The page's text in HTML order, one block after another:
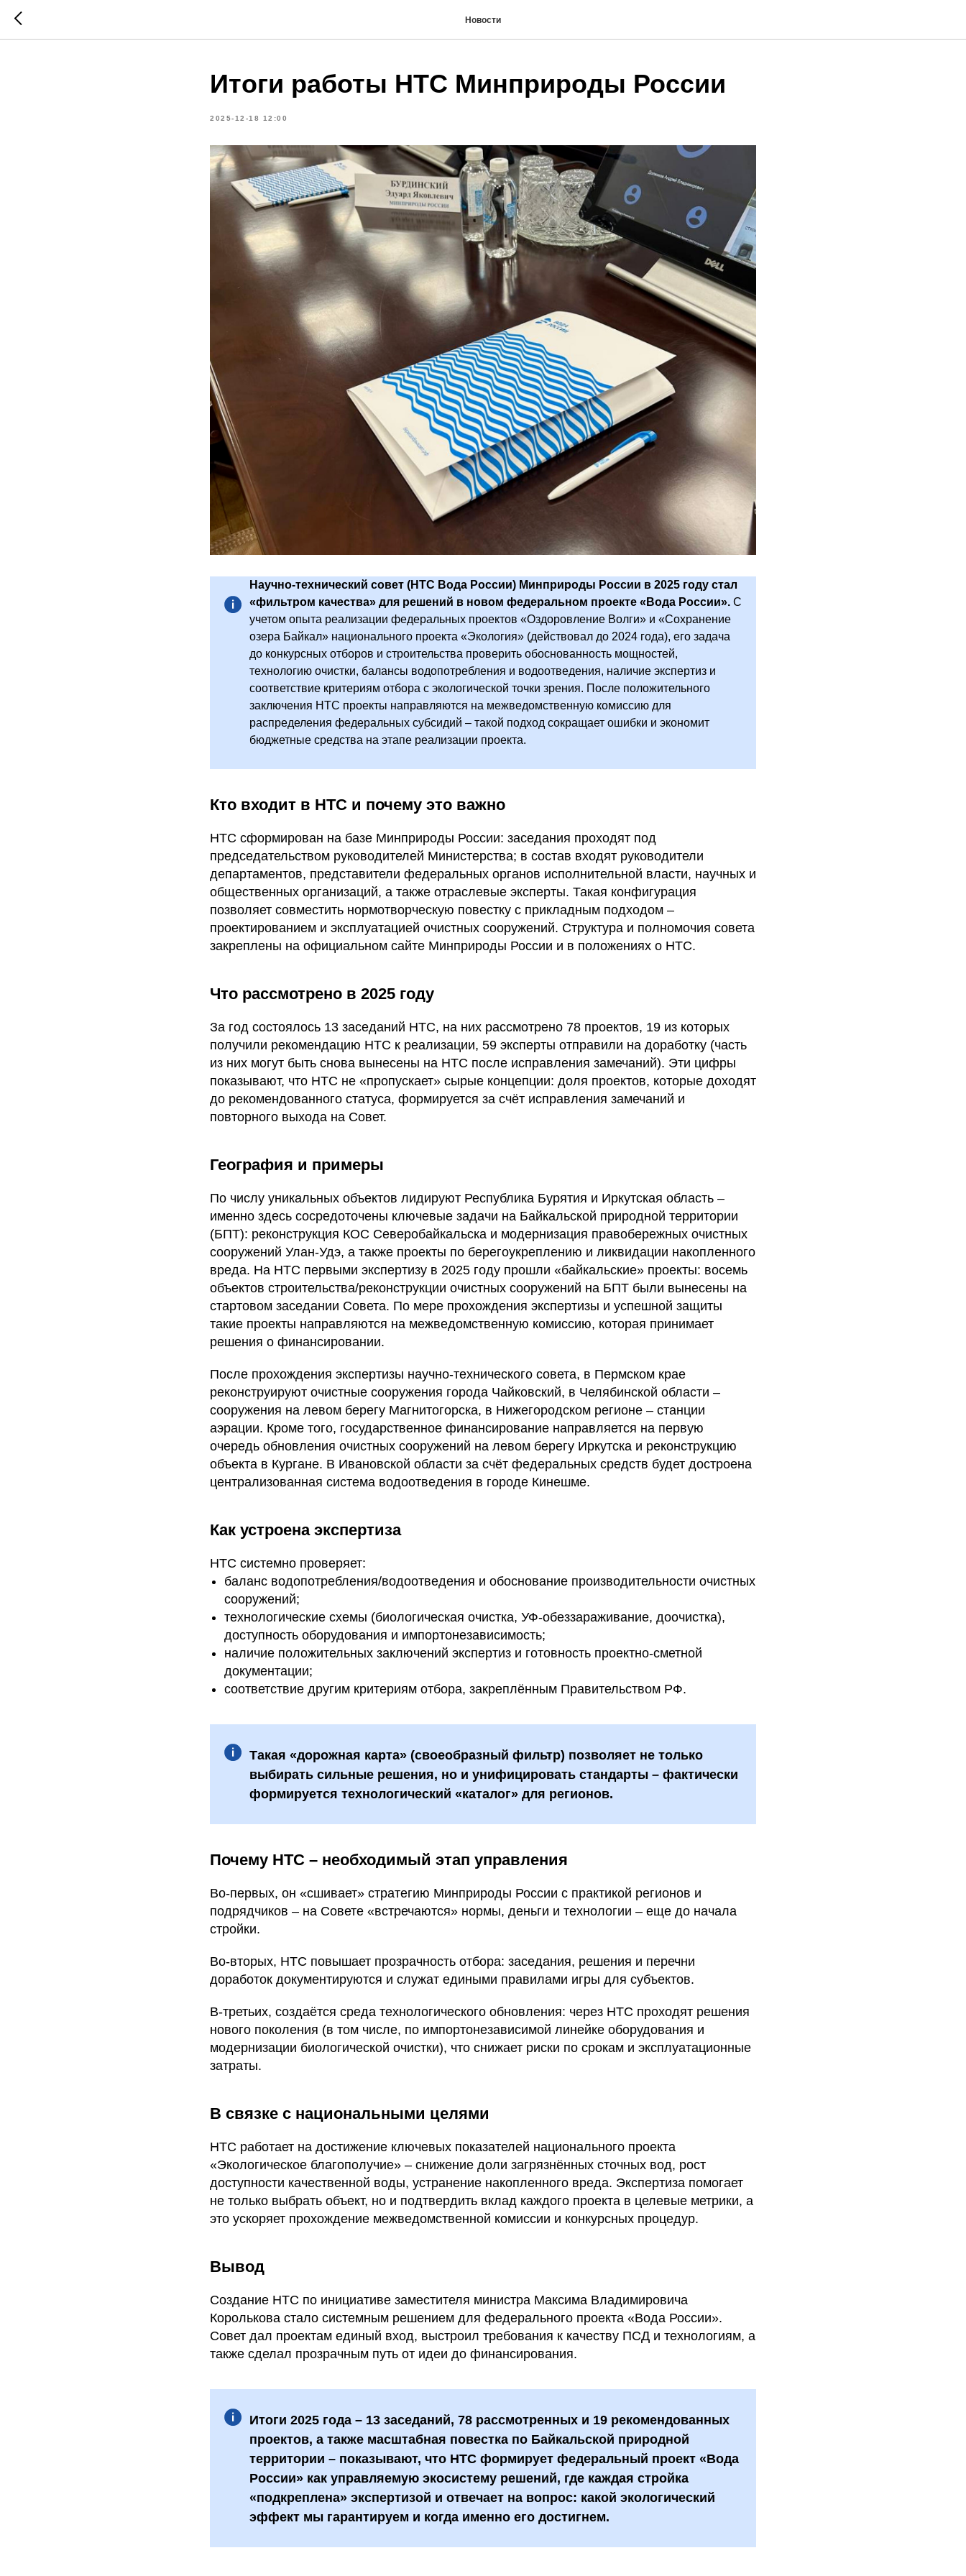
Новости
Итоги работы НТС Минприроды России
2025-12-18 12:00
Научно-технический совет (НТС Вода России) Минприроды России в 2025 году стал
«фильтром качества» для решений в новом федеральном проекте «Вода России». С
учетом опыта реализации федеральных проектов «Оздоровление Волги» и «Сохранение
озера Байкал» национального проекта «Экология» (действовал до 2024 года), его задача
до конкурсных отборов и строительства проверить обоснованность мощностей,
технологию очистки, балансы водопотребления и водоотведения, наличие экспертиз и
соответствие критериям отбора с экологической точки зрения. После положительного
заключения НТС проекты направляются на межведомственную комиссию для
распределения федеральных субсидий – такой подход сокращает ошибки и экономит
бюджетные средства на этапе реализации проекта.
Кто входит в НТС и почему это важно
НТС сформирован на базе Минприроды России: заседания проходят под
председательством руководителей Министерства; в состав входят руководители
департаментов, представители федеральных органов исполнительной власти, научных и
общественных организаций, а также отраслевые эксперты. Такая конфигурация
позволяет совместить нормотворческую повестку с прикладным подходом –
проектированием и эксплуатацией очистных сооружений. Структура и полномочия совета
закреплены на официальном сайте Минприроды России и в положениях о НТС.
Что рассмотрено в 2025 году
За год состоялось 13 заседаний НТС, на них рассмотрено 78 проектов, 19 из которых
получили рекомендацию НТС к реализации, 59 эксперты отправили на доработку (часть
из них могут быть снова вынесены на НТС после исправления замечаний). Эти цифры
показывают, что НТС не «пропускает» сырые концепции: доля проектов, которые доходят
до рекомендованного статуса, формируется за счёт исправления замечаний и
повторного выхода на Совет.
География и примеры
По числу уникальных объектов лидируют Республика Бурятия и Иркутская область –
именно здесь сосредоточены ключевые задачи на Байкальской природной территории
(БПТ): реконструкция КОС Северобайкальска и модернизация правобережных очистных
сооружений Улан-Удэ, а также проекты по берегоукреплению и ликвидации накопленного
вреда. На НТС первыми экспертизу в 2025 году прошли «байкальские» проекты: восемь
объектов строительства/реконструкции очистных сооружений на БПТ были вынесены на
стартовом заседании Совета. По мере прохождения экспертизы и успешной защиты
такие проекты направляются на межведомственную комиссию, которая принимает
решения о финансировании.
После прохождения экспертизы научно-технического совета, в Пермском крае
реконструируют очистные сооружения города Чайковский, в Челябинской области –
сооружения на левом берегу Магнитогорска, в Нижегородском регионе – станции
аэрации. Кроме того, государственное финансирование направляется на первую
очередь обновления очистных сооружений на левом берегу Иркутска и реконструкцию
объекта в Кургане. В Ивановской области за счёт федеральных средств будет достроена
централизованная система водоотведения в городе Кинешме.
Как устроена экспертиза
НТС системно проверяет:
баланс водопотребления/водоотведения и обоснование производительности очистных
сооружений;
технологические схемы (биологическая очистка, УФ-обеззараживание, доочистка),
доступность оборудования и импортонезависимость;
наличие положительных заключений экспертиз и готовность проектно-сметной
документации;
соответствие другим критериям отбора, закреплённым Правительством РФ.
Такая «дорожная карта» (своеобразный фильтр) позволяет не только
выбирать сильные решения, но и унифицировать стандарты – фактически
формируется технологический «каталог» для регионов.
Почему НТС – необходимый этап управления
Во-первых, он «сшивает» стратегию Минприроды России с практикой регионов и
подрядчиков – на Совете «встречаются» нормы, деньги и технологии – еще до начала
стройки.
Во-вторых, НТС повышает прозрачность отбора: заседания, решения и перечни
доработок документируются и служат едиными правилами игры для субъектов.
В-третьих, создаётся среда технологического обновления: через НТС проходят решения
нового поколения (в том числе, по импортонезависимой линейке оборудования и
модернизации биологической очистки), что снижает риски по срокам и эксплуатационные
затраты.
В связке с национальными целями
НТС работает на достижение ключевых показателей национального проекта
«Экологическое благополучие» – снижение доли загрязнённых сточных вод, рост
доступности качественной воды, устранение накопленного вреда. Экспертиза помогает
не только выбрать объект, но и подтвердить вклад каждого проекта в целевые метрики, а
это ускоряет прохождение межведомственной комиссии и конкурсных процедур.
Вывод
Создание НТС по инициативе заместителя министра Максима Владимировича
Королькова стало системным решением для федерального проекта «Вода России».
Совет дал проектам единый вход, выстроил требования к качеству ПСД и технологиям, а
также сделал прозрачным путь от идеи до финансирования.
Итоги 2025 года – 13 заседаний, 78 рассмотренных и 19 рекомендованных
проектов, а также масштабная повестка по Байкальской природной
территории – показывают, что НТС формирует федеральный проект «Вода
России» как управляемую экосистему решений, где каждая стройка
«подкреплена» экспертизой и отвечает на вопрос: какой экологический
эффект мы гарантируем и когда именно его достигнем.